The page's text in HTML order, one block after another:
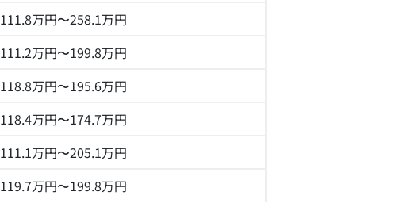
111.8万円〜258.1万円
111.2万円〜199.8万円
118.8万円〜195.6万円
118.4万円〜174.7万円
111.1万円〜205.1万円
119.7万円〜199.8万円